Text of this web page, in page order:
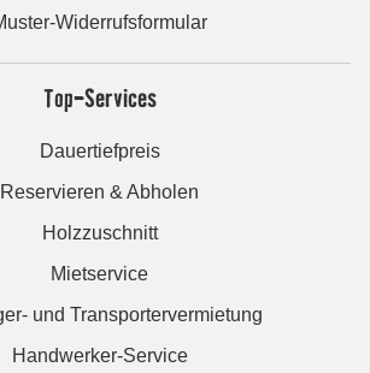
Widerrufsformular
Top-Services
Dauertiefpreis
Reservieren & Abholen
Holzzuschnitt
Mietservice
und Transportervermietung
Handwerker-Service